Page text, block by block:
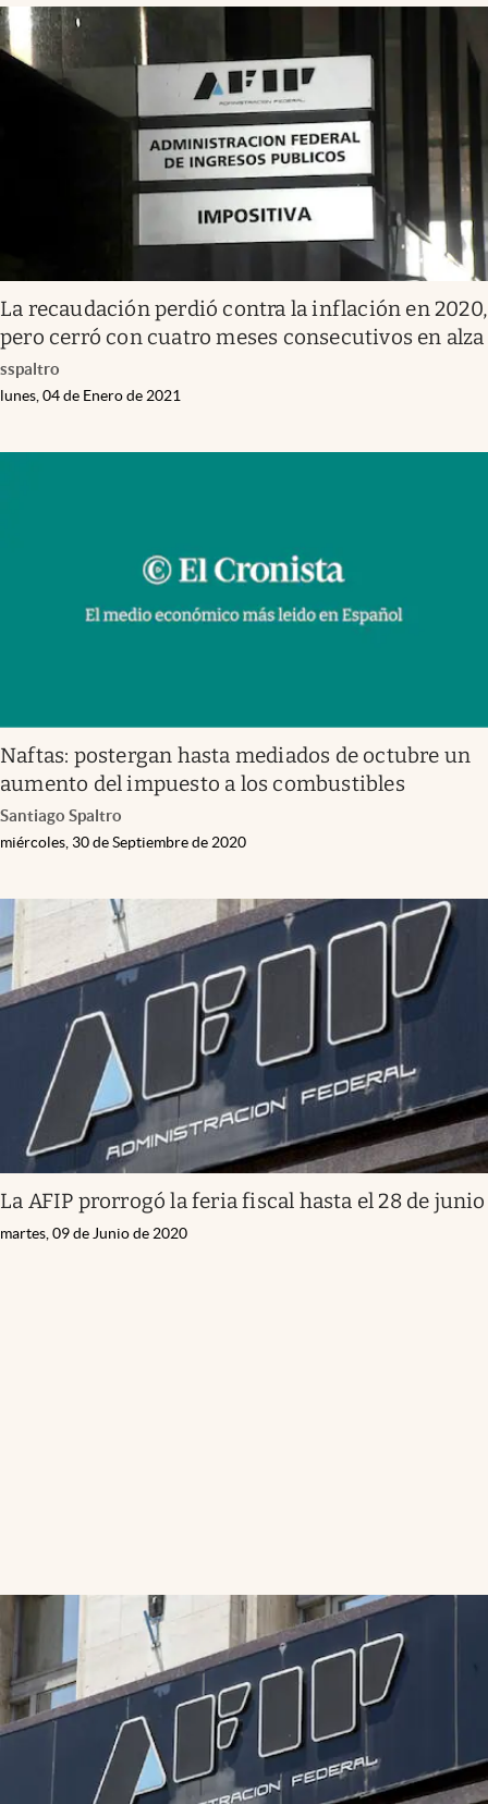
La recaudación perdió contra la inflación en 2020,
pero cerró con cuatro meses consecutivos en alza
sspaltro
lunes, 04 de Enero de 2021
Naftas: postergan hasta mediados de octubre un
aumento del impuesto a los combustibles
Santiago Spaltro
miércoles, 30 de Septiembre de 2020
La AFIP prorrogó la feria fiscal hasta el 28 de junio
martes, 09 de Junio de 2020